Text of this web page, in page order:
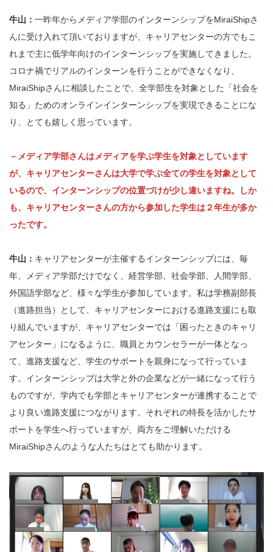
牛山： 一昨年からメディア学部のインターンシップをMiraiShipさ
んに受け入れて頂いておりますが、キャリアセンターの方でもこ
れまで主に低学年向けのインターンシップを実施してきました。
コロナ禍でリアルのインターンを行うことができなくなり、
MiraiShipさんに相談したことで、全学部生を対象とした「社会を
知る」ためのオンラインインターンシップを実現できることにな
り、とても嬉しく思っています。
－メディア学部さんはメディアを学ぶ学生を対象としています
が、キャリアセンターさんは大学で学ぶ全ての学生を対象として
いるので、インターンシップの位置づけが少し違いますね。しか
も、キャリアセンターさんの方から参加した学生は２年生が多か
ったです。
牛山： キャリアセンターが主催するインターンシップには、毎
年、メディア学部だけでなく、経営学部、社会学部、人間学部、
外国語学部など、様々な学生が参加しています。私は学務副部長
（進路担当）として、キャリアセンターにおける進路支援にも取
り組んでいますが、キャリアセンターでは「困ったときのキャリ
アセンター」になるように、職員とカウンセラーが一体となっ
て、進路支援など、学生のサポートを親身になって行っていま
す。インターンシップは大学と外の企業などが一緒になって行う
ものですが、学内でも学部とキャリアセンターが連携することで
より良い進路支援につながります。それぞれの特長を活かしたサ
ポートを学生へ行っていますが、両方をご理解いただける
MiraiShipさんのような人たちはとても助かります。